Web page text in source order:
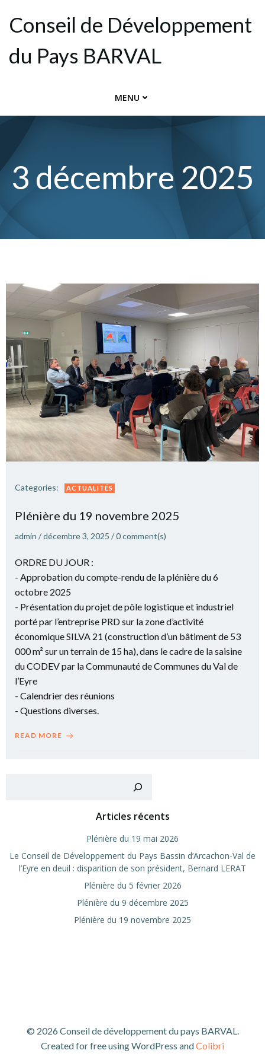
au
contenu
Conseil de Dévelop­pement
du Pays BARVAL
MENU
3 décembre 2025
Categories: ACTUALITÉS
Plé­nière du 19 novembre 2025
admin /décembre 3, 2025 /0comment(s)
ORDRE DU JOUR :
- Approbation du compte-rendu de la plénière du 6
octobre 2025
- Présentation du projet de pôle logistique et industriel
porté par l’entreprise PRD sur la zone d’activité
économique SILVA 21 (construction d’un bâtiment de 53
000 m² sur un terrain de 15 ha), dans le cadre de la saisine
du CODEV par la Communauté de Communes du Val de
l’Eyre
- Calendrier des réunions
- Questions diverses.
READ MORE
Articles récents
Plé­nière du 19 mai 2026
Le Conseil de Déve­lop­pe­ment du Pays Bas­sin d’Arcachon-Val de
l’Eyre en deuil : dis­pa­ri­tion de son pré­sident, Ber­nard LERAT
Plé­nière du 5 février 2026
Plé­nière du 9 décembre 2025
Plé­nière du 19 novembre 2025
© 2026 Conseil de développement du pays BARVAL.
Created for free using WordPress andColibri